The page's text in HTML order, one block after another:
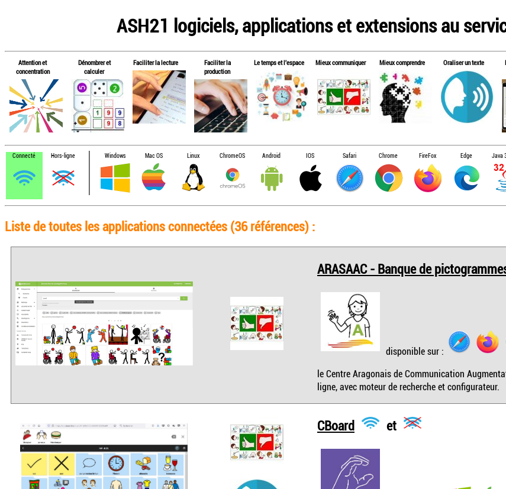
ASH21 logiciels, applications et extensions au
Attention et
concentration
Dénombrer et
calculer
Faciliter la lecture
Faciliter la
production
Le temps et l'espace Mieux communiquer Mieux comprendre Oraliser un texte
Connecté Hors-ligne Windows Mac OS Linux ChromeOS Android IOS Safari Chrome FireFox Edge Java
Liste de toutes les applications connectées (36 références) :
ARASAAC - Banque de
disponible sur :
le Centre Aragonais de Communication
ligne, avec moteur de recherche et configurateur.
CBoard et